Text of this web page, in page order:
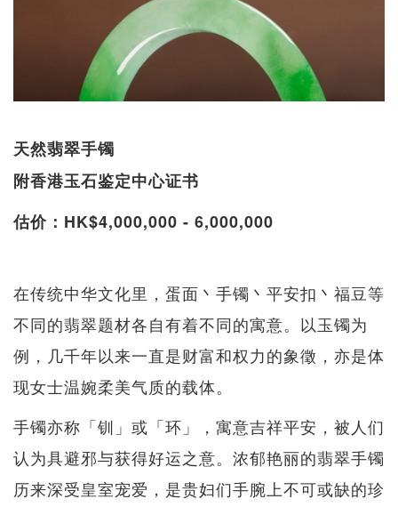
天然翡翠手镯
附香港玉石鉴定中心证书
估价：HK$4,000,000 - 6,000,000
在传统中华文化里，蛋面丶手镯丶平安扣丶福豆等
不同的翡翠题材各自有着不同的寓意。以玉镯为
例，几千年以来一直是财富和权力的象徵，亦是体
现女士温婉柔美气质的载体。
手镯亦称「钏」或「环」，寓意吉祥平安，被人们
认为具避邪与获得好运之意。浓郁艳丽的翡翠手镯
历来深受皇室宠爱，是贵妇们手腕上不可或缺的珍